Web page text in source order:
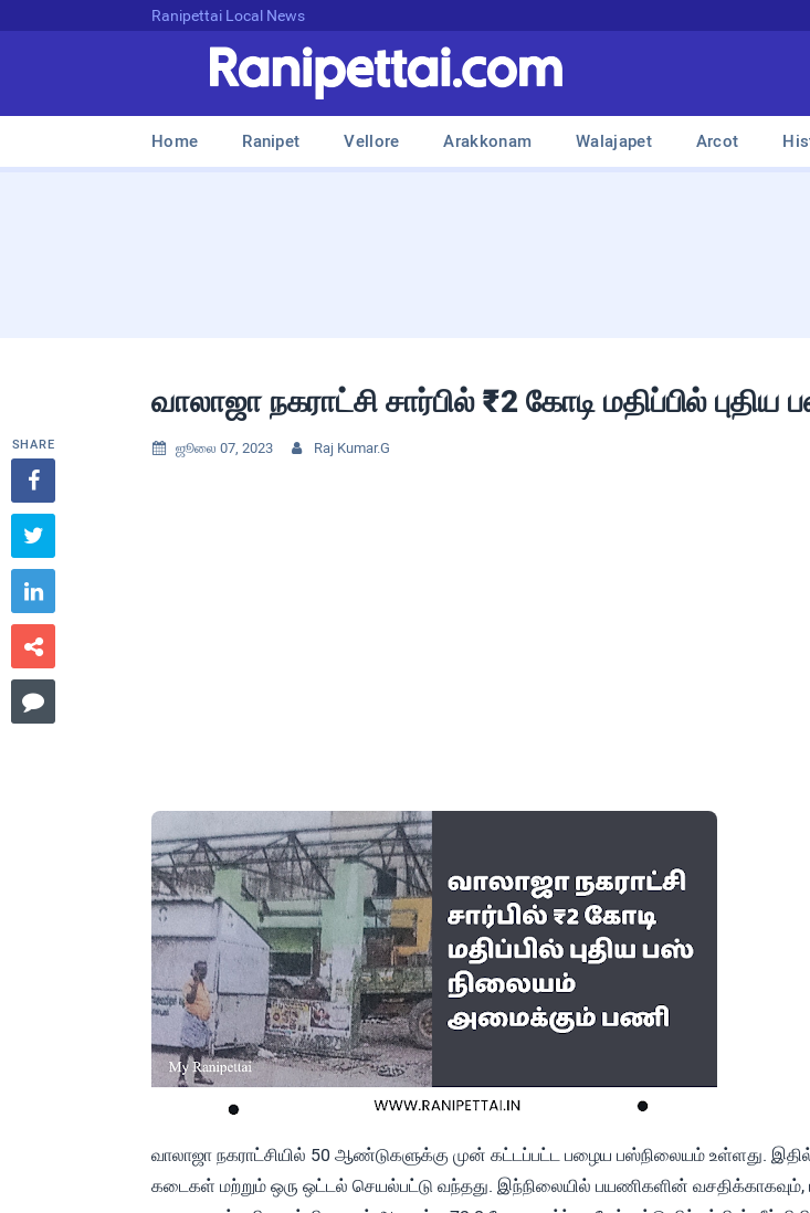
Ranipettai Local News
Home Ranipet Vellore Arakkonam Walajapet Arcot
வாலாஜா நகராட்சி சார்பில் ₹2 கோடி மதிப்பில்
 ஜூலை 07, 2023  Raj Kumar.G
வாலாஜா நகராட்சியில் 50 ஆண்டுகளுக்கு முன் கட்டப்பட்ட பழைய பஸ்நிலையம் உள்ளது.
கடைகள் மற்றும் ஒரு ஒட்டல் செயல்பட்டு வந்தது. இந்நிலையில் பயணிகளின்
SHARE




